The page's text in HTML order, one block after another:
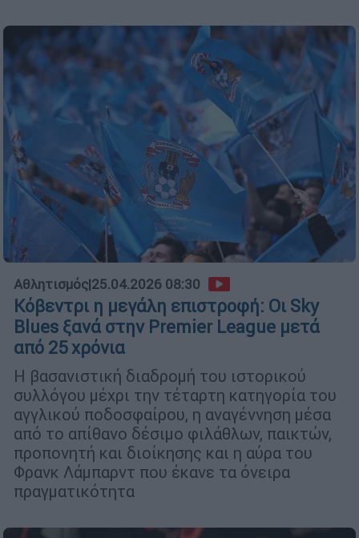
Αθλητισμός|25.04.2026 08:30
Κόβεντρι η μεγάλη επιστροφή: Οι Sky
Blues ξανά στην Premier League μετά
από 25 χρόνια
Η βασανιστική διαδρομή του ιστορικού
συλλόγου μέχρι την τέταρτη κατηγορία του
αγγλικού ποδοσφαίρου, η αναγέννηση μέσα
από το απίθανο δέσιμο φιλάθλων, παικτών,
προπονητή και διοίκησης και η αύρα του
Φρανκ Λάμπαρντ που έκανε τα όνειρα
πραγματικότητα